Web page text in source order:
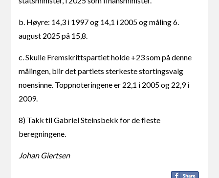
b. Høyre: 14,3 i 1997 og 14,1 i 2005 og måling 6.
august 2025 på 15,8.
c. Skulle Fremskrittspartiet holde +23 som på denne
målingen, blir det partiets sterkeste stortingsvalg
noensinne. Toppnoteringene er 22,1 i 2005 og 22,9 i
2009.
8) Takk til Gabriel Steinsbekk for de fleste
beregningene.
Johan Giertsen